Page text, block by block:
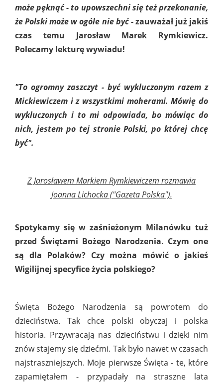
może pęknąć - to upowszechni się też przekonanie,
że Polski może w ogóle nie być- zauważał już jakiś
czas temu Jarosław Marek Rymkiewicz.
Polecamy lekturę wywiadu!
"To ogromny zaszczyt - być wykluczonym razem z
Mickiewiczem i z wszystkimi moherami. Mówię do
wykluczonych i to mi odpowiada, bo mówiąc do
nich, jestem po tej stronie Polski, po której chcę
być".
Z Jarosławem Markiem Rymkiewiczem rozmawia
Joanna Lichocka ("Gazeta Polska").
Spotykamy się w zaśnieżonym Milanówku tuż
przed Świętami Bożego Narodzenia. Czym one
są dla Polaków? Czy można mówić o jakieś
Wigilijnej specyfice życia polskiego?
Święta Bożego Narodzenia są powrotem do
dzieciństwa. Tak chce polski obyczaj i polska
historia. Przywracają nas dzieciństwu i dzięki nim
znów stajemy się dziećmi. Tak było nawet w czasach
najstraszniejszych. Moje pierwsze Święta - te, które
zapamiętałem - przypadały na straszne lata